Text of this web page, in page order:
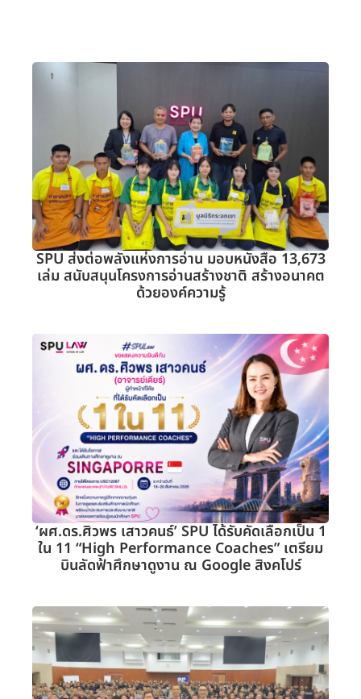
SPU ส่งต่อพลังแห่งการอ่าน มอบหนังสือ 13,673
เล่ม สนับสนุนโครงการอ่านสร้างชาติ สร้างอนาคต
ด้วยองค์ความรู้
‘ผศ.ดร.ศิวพร เสาวคนธ์’ SPU ได้รับคัดเลือกเป็น 1
ใน 11 “High Performance Coaches” เตรียม
บินลัดฟ้าศึกษาดูงาน ณ Google สิงคโปร์